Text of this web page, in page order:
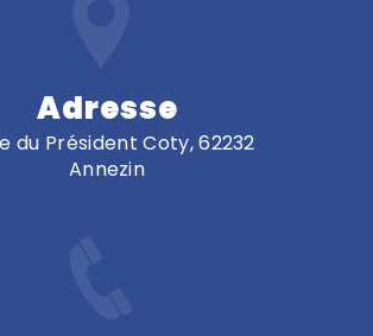
Adresse
du Président Coty, 62232
Annezin